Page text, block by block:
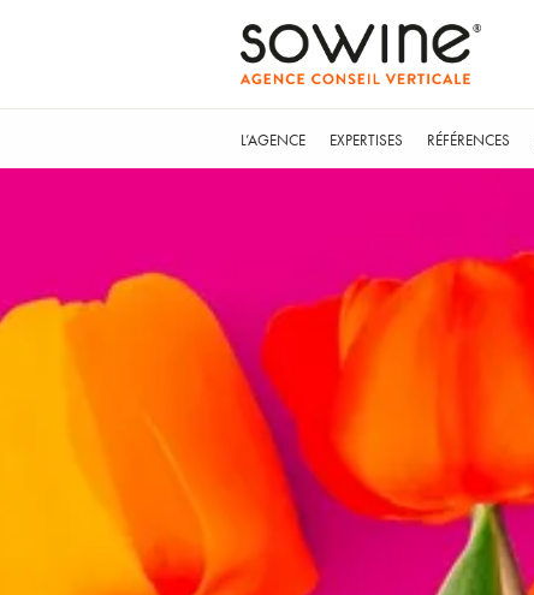
L’AGENCE EXPERTISES RÉFÉRENCES